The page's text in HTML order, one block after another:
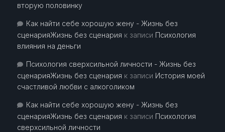
вторую половинку
Как найти себе хорошую жену - Жизнь без
сценарияЖизнь без сценария к записи Психология
влияния на деньги
Психология сверхсильной личности - Жизнь без
сценарияЖизнь без сценария к записи История моей
счастливой любви с алкоголиком
Как найти себе хорошую жену - Жизнь без
сценарияЖизнь без сценария к записи Психология
сверхсильной личности